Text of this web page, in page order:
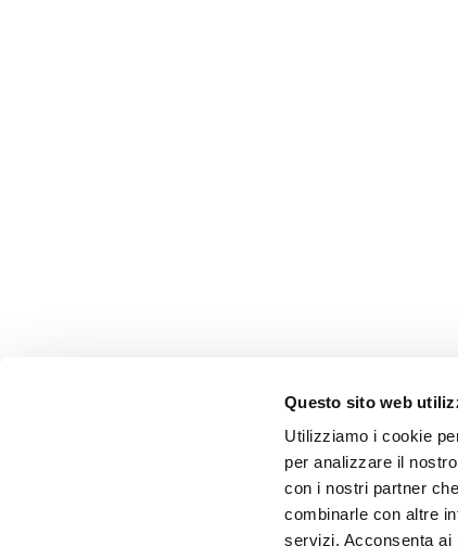
Questo sito web
Utilizziamo i cookie
per analizzare il
con i nostri partner
combinarle con altre
servizi. Acconsenta ai